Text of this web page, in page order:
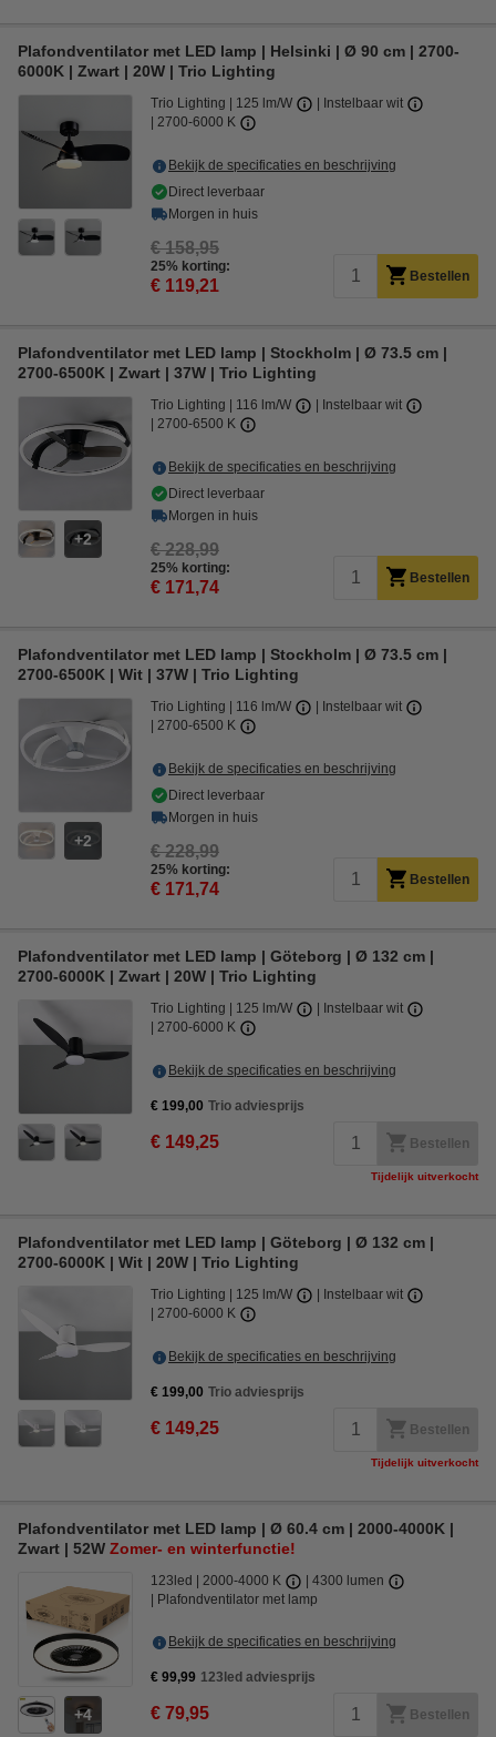
Plafondventilator met LED lamp | Helsinki | Ø 90 cm | 2700-
6000K | Zwart | 20W | Trio Lighting
Trio Lighting 125 lm/W
Instelbaar wit
2700-6000 K
Bekijk de specificaties en beschrijving
Direct leverbaar
Morgen in huis
€ 158,95
25% korting:
€ 119,21 Bestellen
Plafondventilator met LED lamp | Stockholm | Ø 73.5 cm |
2700-6500K | Zwart | 37W | Trio Lighting
2
Trio Lighting 116 lm/W
Instelbaar wit
2700-6500 K
Bekijk de specificaties en beschrijving
Direct leverbaar
Morgen in huis
€ 228,99
25% korting:
€ 171,74 Bestellen
Plafondventilator met LED lamp | Stockholm | Ø 73.5 cm |
2700-6500K | Wit | 37W | Trio Lighting
2
Trio Lighting 116 lm/W
Instelbaar wit
2700-6500 K
Bekijk de specificaties en beschrijving
Direct leverbaar
Morgen in huis
€ 228,99
25% korting:
€ 171,74 Bestellen
Plafondventilator met LED lamp | Göteborg | Ø 132 cm |
2700-6000K | Zwart | 20W | Trio Lighting
Trio Lighting 125 lm/W
Instelbaar wit
2700-6000 K
Bekijk de specificaties en beschrijving
€ 199,00 Trio adviesprijs
€ 149,25 Bestellen
Tijdelijk uitverkocht
Plafondventilator met LED lamp | Göteborg | Ø 132 cm |
2700-6000K | Wit | 20W | Trio Lighting
Trio Lighting 125 lm/W
Instelbaar wit
2700-6000 K
Bekijk de specificaties en beschrijving
€ 199,00 Trio adviesprijs
€ 149,25 Bestellen
Tijdelijk uitverkocht
Plafondventilator met LED lamp | Ø 60.4 cm | 2000-4000K |
Zwart | 52W Zomer- en winterfunctie!
4
123led 2000-4000 K
4300 lumen
Plafondventilator met lamp
Bekijk de specificaties en beschrijving
€ 99,99 123led adviesprijs
€ 79,95 Bestellen